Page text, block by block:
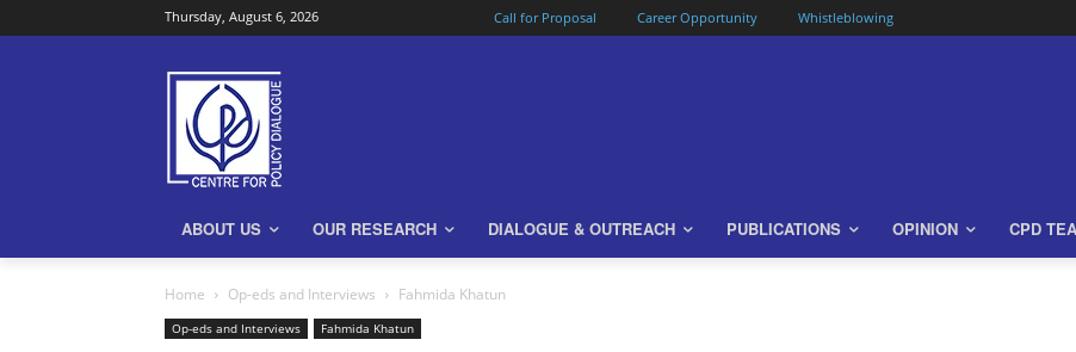
Thursday, August 6, 2026 Call for Proposal Career Opportunity Whistleblowing
ABOUT US OUR RESEARCH DIALOGUE & OUTREACH PUBLICATIONS OPINION CPD
Home Op-eds and Interviews Fahmida Khatun
Op-eds and Interviews Fahmida Khatun